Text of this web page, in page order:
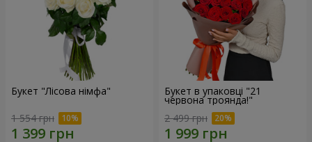
Букет "Лісова німфа"
1 554 грн
Букет в упаковці "21
червона троянда!"
2 499 грн